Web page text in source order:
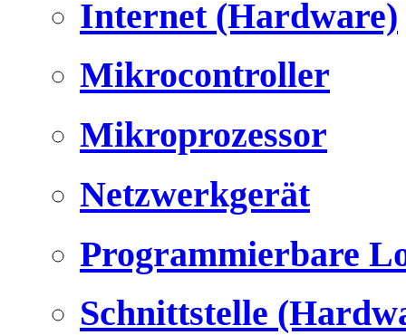
Internet (Hardware)
Mikrocontroller
Mikroprozessor
Netzwerkgerät
Programmierbare
Schnittstelle